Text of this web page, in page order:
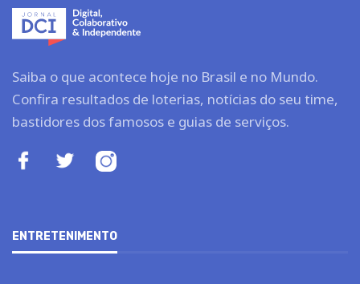
Saiba o que acontece hoje no Brasil e no Mundo.
Confira resultados de loterias, notícias do seu time,
bastidores dos famosos e guias de serviços.
ENTRETENIMENTO